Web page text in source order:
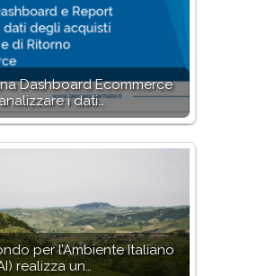
Dashboard Ecommerce
i dati…
per l’Ambiente Italiano
realizza un…